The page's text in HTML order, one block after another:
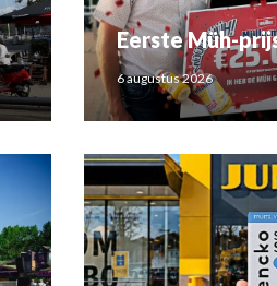
Eerste Müh-
6 augustus 2026